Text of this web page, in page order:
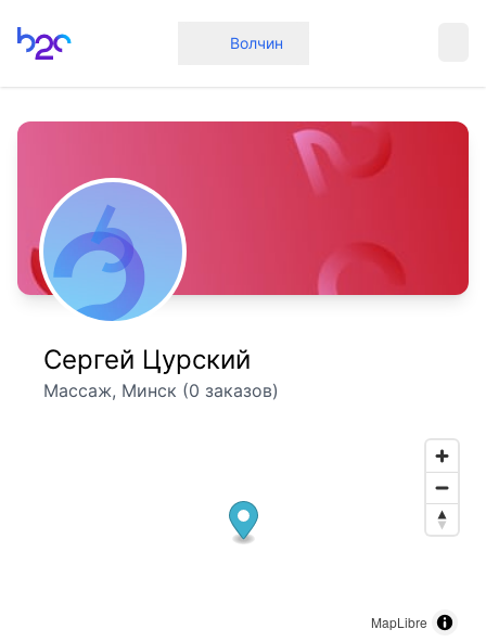
Главная Волчин
Сергей Цурский
Массаж, Минск (0 заказов)
MapLibre